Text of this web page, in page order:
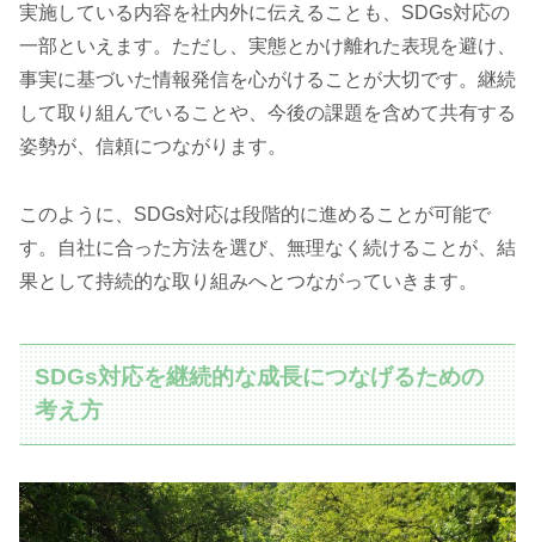
実施している内容を社内外に伝えることも、SDGs対応の
一部といえます。ただし、実態とかけ離れた表現を避け、
事実に基づいた情報発信を心がけることが大切です。継続
して取り組んでいることや、今後の課題を含めて共有する
姿勢が、信頼につながります。
このように、SDGs対応は段階的に進めることが可能で
す。自社に合った方法を選び、無理なく続けることが、結
果として持続的な取り組みへとつながっていきます。
SDGs対応を継続的な成長につなげるための
考え方